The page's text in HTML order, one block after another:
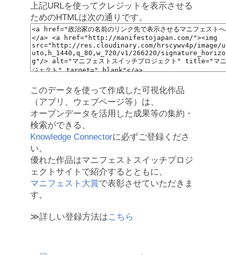
上記URLを使ってクレジットを表示させる
ためのHTMLは次の通りです。
このデータを使って作成した可視化作品
（アプリ、ウェブページ等）は、
オープンデータを活用した成果等の集約・
検索ができる、
Knowledge Connectorに必ずご登録くださ
い。
優れた作品はマニフェストスイッチプロジ
ェクトサイトで紹介するとともに、
マニフェスト大賞で表彰させていただきま
す。
≫詳しい登録方法はこちら